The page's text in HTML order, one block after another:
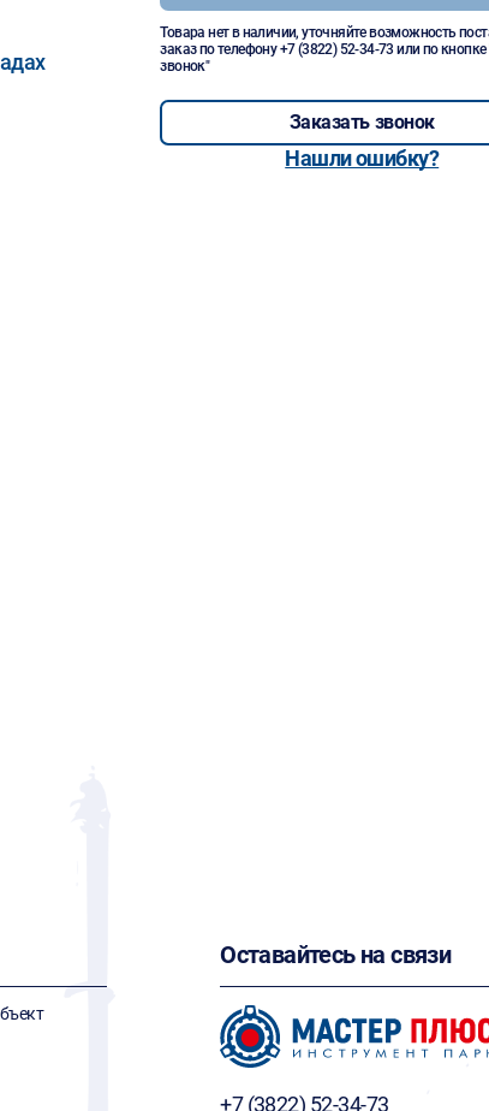
Товара нет в наличии, уточняйте возможность
заказ по телефону+7 (3822) 52-34-73 или по кнопке
звонок"
Заказать звонок
Нашли ошибку?
Оставайтесь на связи
+7 (3822) 52-34-73